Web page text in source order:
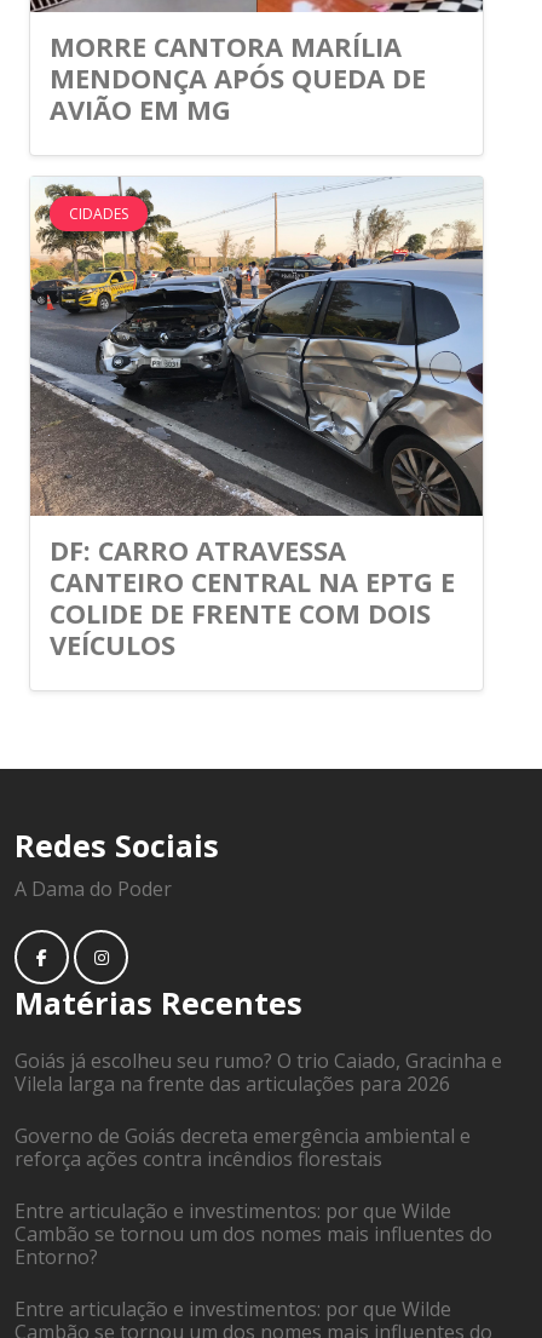
MORRE CANTORA MARÍLIA
MENDONÇA APÓS QUEDA DE
AVIÃO EM MG
CIDADES
DF: CARRO ATRAVESSA
CANTEIRO CENTRAL NA EPTG E
COLIDE DE FRENTE COM DOIS
VEÍCULOS
Redes Sociais
A Dama do Poder
Matérias Recentes
Goiás já escolheu seu rumo? O trio Caiado, Gracinha e
Vilela larga na frente das articulações para 2026
Governo de Goiás decreta emergência ambiental e
reforça ações contra incêndios florestais
Entre articulação e investimentos: por que Wilde
Cambão se tornou um dos nomes mais influentes do
Entorno?
Entre articulação e investimentos: por que Wilde
Cambão se tornou um dos nomes mais influentes do